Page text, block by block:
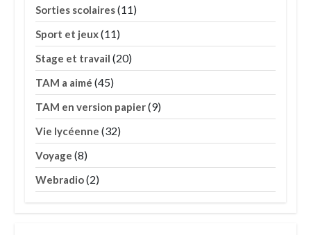
Sorties scolaires(11)
Sport et jeux(11)
Stage et travail (20)
TAM a aimé (45)
TAM en version papier(9)
Vie lycéenne (32)
Voyage (8)
Webradio(2)